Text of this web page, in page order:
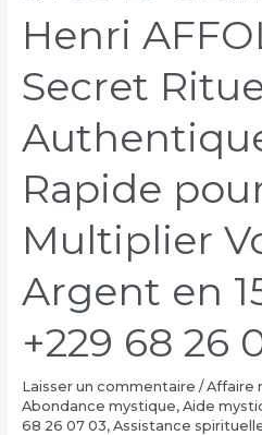
Henri
Secret
Rapide
Multiplier
Argent en
+229 68 26
Laisser un commentaire /Affaire
Abondance mystique, Aide
68 26 07 03, Assistance